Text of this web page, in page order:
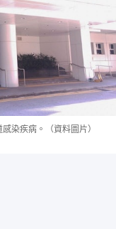
染疾病。（資料圖片）